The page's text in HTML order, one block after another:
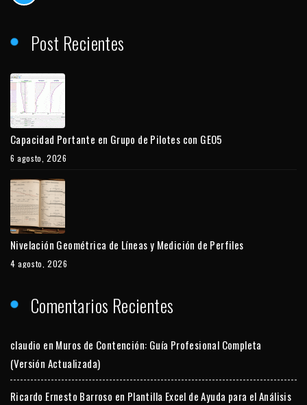
Post Recientes
Capacidad Portante en Grupo de Pilotes con GEO5
6 agosto, 2026
Nivelación Geométrica de Líneas y Medición de Perfiles
4 agosto, 2026
Comentarios Recientes
claudio en Muros de Contención: Guía Profesional Completa
(Versión Actualizada)
Ricardo Ernesto Barroso en Plantilla Excel de Ayuda para el Análisis